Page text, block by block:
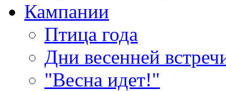
Кампании
Птица года
Дни весенней
"Весна идет!"